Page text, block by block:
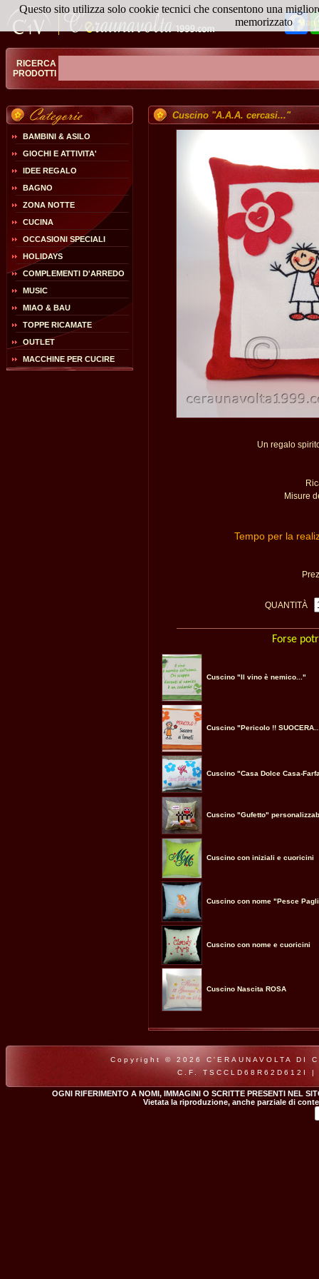
RICERCA
PRODOTTI
BAMBINI & ASILO
GIOCHI E ATTIVITA'
IDEE REGALO
BAGNO
ZONA NOTTE
CUCINA
OCCASIONI SPECIALI
HOLIDAYS
COMPLEMENTI D'ARREDO
MUSIC
MIAO & BAU
TOPPE RICAMATE
OUTLET
MACCHINE PER CUCIRE
Cuscino "A.A.A. cercasi..."
Un regalo
Misure
Tempo per la
QUANTITÀ
Forse
Cuscino "Il vino è nemico..."
Cuscino "Pericolo !!
Cuscino "Casa Dolce Casa-
Cuscino "Gufetto"
Cuscino con iniziali e cuoricini
Cuscino con nome "Pesce
Cuscino con nome e cuoricini
Cuscino Nascita ROSA
Copyright © 2026 C'ERAUNAVOLTA
C.F. TSCCLD68R62D612I
OGNI RIFERIMENTO A NOMI, IMMAGINI O SCRITTE PRESENTI NEL
Vietata la riproduzione, anche parziale di
Questo sito utilizza solo cookie tecnici che consentono una
memorizzato